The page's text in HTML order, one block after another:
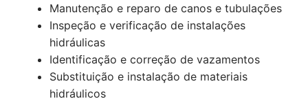
Manutenção e reparo de canos e tubulações
Inspeção e verificação de instalações
hidráulicas
Identificação e correção de vazamentos
Substituição e instalação de materiais
hidráulicos